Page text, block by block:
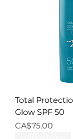
Total
Glow SPF 50
Price
CA$75.00